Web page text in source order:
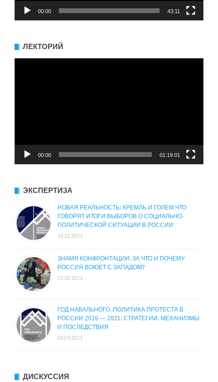
00:00 43:11
ЛЕКТОРИЙ
00:00 01:19:01
ЭКСПЕРТИЗА
НОВАЯ РЕАЛЬНОСТЬ: КРЕМЛЬ И ГОЛЕМ ЧТО
ГОВОРЯТ ИТОГИ ВЫБОРОВ О СОЦИАЛЬНО-
ПОЛИТИЧЕСКОЙ СИТУАЦИИ В РОССИИ
18.11.2021
ЗНАМЯ КОНФРОНТАЦИИ. ЗА ЧТО И ПОЧЕМУ
РОССИЯ ВОЮЕТ С ЗАПАДОМ?
25.10.2021
ГОД НАВАЛЬНОГО. ПОЛИТИКА ПРОТЕСТА В
РОССИИ 2020 — 2021: СТРАТЕГИИ, МЕХАНИЗМЫ
И ПОСЛЕДСТВИЯ
08.09.2021
ДИСКУССИЯ